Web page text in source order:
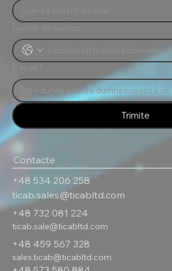
Contacte
+48 534 206 258
ticab.sales@ticabltd.com
+48 732 081 224
ticab.sale@ticabltd.com
+48 459 567 328
sales.ticab@ticabltd.com
Trimite